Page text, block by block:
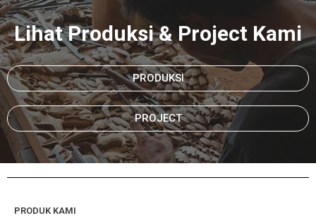
Lihat Produksi & Project Kami
PRODUKSI
PROJECT
PRODUK KAMI